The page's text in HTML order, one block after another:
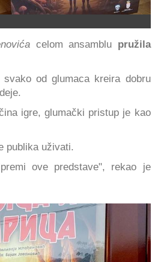
celom ansamblu pružila
od glumaca kreira dobru
igre, glumački pristup je kao
publika uživati.
ove predstave", rekao je